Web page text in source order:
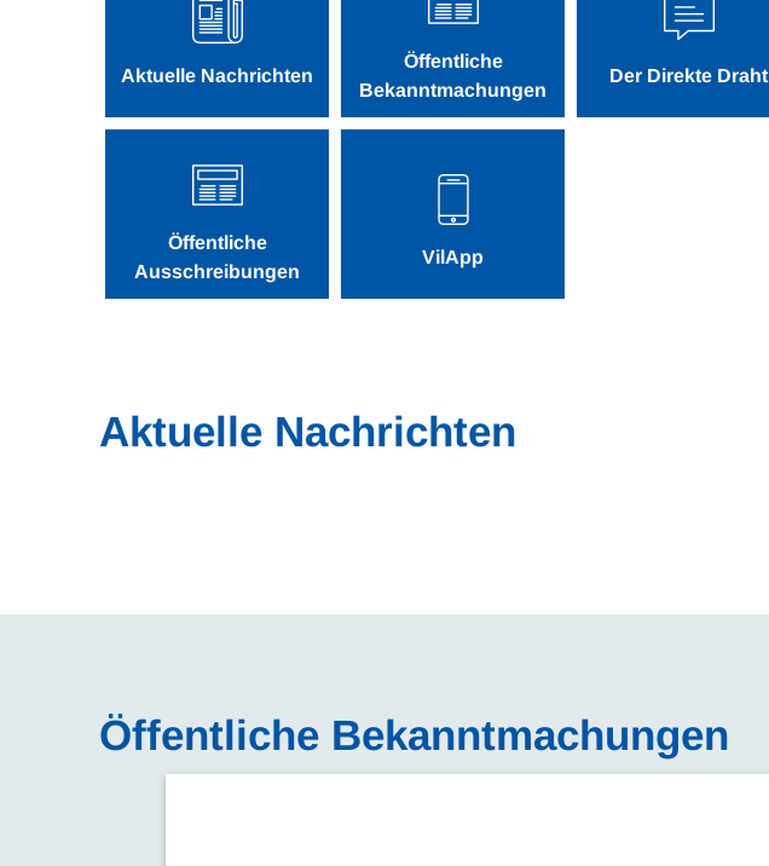
Aktuelle Nachrichten
Öffentliche
Bekanntmachungen
Der Direkte Draht
Öffentliche
Ausschreibungen
VilApp
Aktuelle Nachrichten
Öffentliche Bekanntmachungen